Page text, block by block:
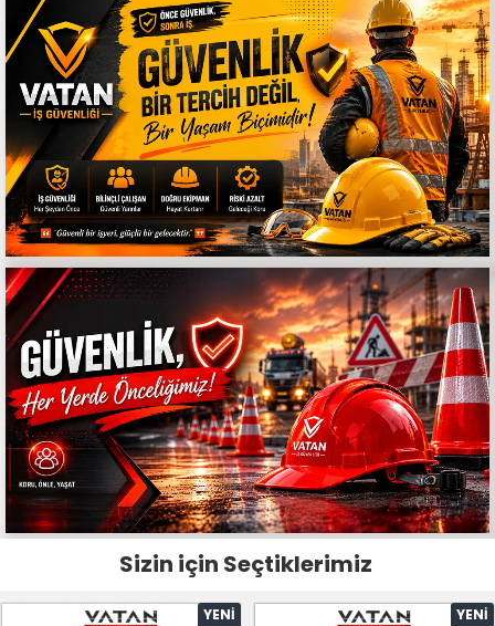
Sizin için Seçtiklerimiz
YENI YENI